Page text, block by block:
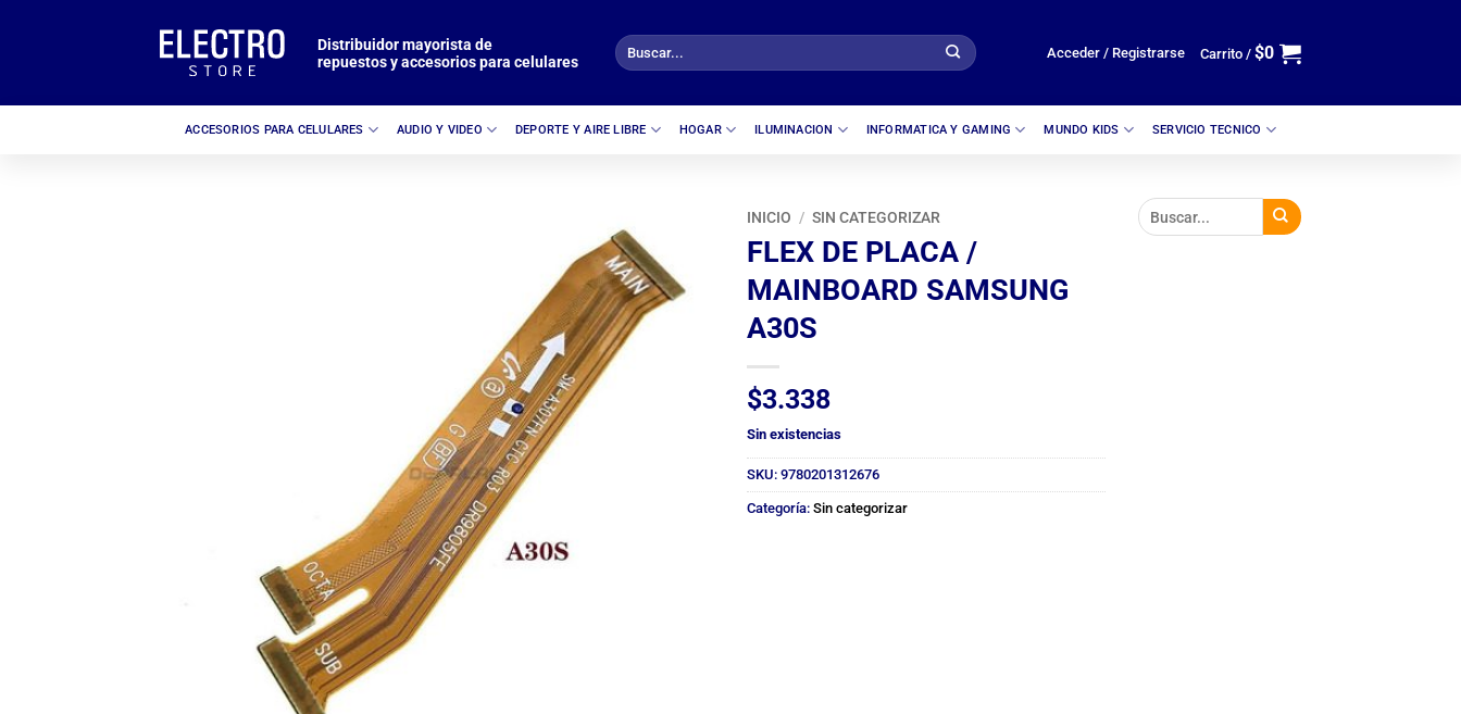
Distribuidor mayorista de
repuestos y accesorios para celulares
Buscar
por:
Acceder / Registrarse Carrito / $0
ACCESORIOS PARA CELULARES AUDIO Y VIDEO DEPORTE Y AIRE LIBRE HOGAR ILUMINACION INFORMATICA Y GAMING MUNDO KIDS SERVICIO TECNICO
INICIO / SIN CATEGORIZAR
FLEX DE PLACA /
MAINBOARD SAMSUNG
A30S
$3.338
Sin existencias
SKU: 9780201312676
Categoría: Sin categorizar